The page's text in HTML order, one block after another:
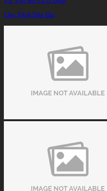
TIN TỨC /
Cho Thuê Bàn Bia